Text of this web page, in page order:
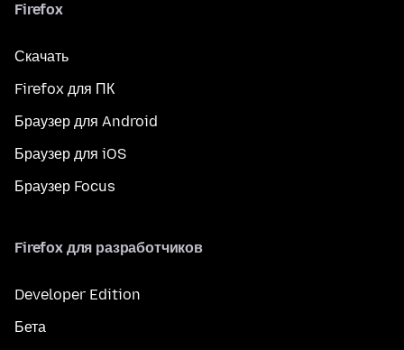
Firefox
Скачать
Firefox для ПК
Браузер для Android
Браузер для iOS
Браузер Focus
Firefox для разработчиков
Developer Edition
Бета